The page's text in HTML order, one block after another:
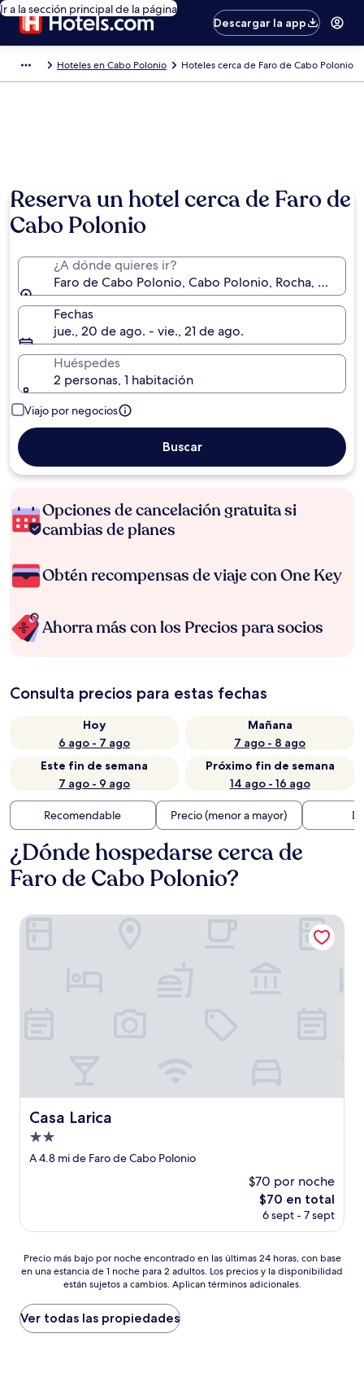
Ir a la sección principal de la página
Descargar la app
Hoteles en Cabo Polonio Hoteles cerca de Faro de Cabo Polonio
Reserva un hotel cerca de Faro de
Cabo Polonio
¿A dónde quieres ir?
Faro de Cabo Polonio, Cabo Polonio, Rocha,
Fechas
jue., 20 de ago. - vie., 21 de ago.
Huéspedes
2 personas, 1 habitación
Viajo por negocios
Buscar
Opciones de cancelación gratuita si
cambias de planes
Obtén recompensas de viaje con One Key
Ahorra más con los Precios para socios
Consulta precios para estas fechas
Hoy
6 ago - 7 ago
Mañana
7 ago - 8 ago
Este fin de semana
7 ago - 9 ago
Próximo fin de semana
14 ago - 16 ago
Recomendable Precio (menor a mayor)
¿Dónde hospedarse cerca de
Faro de Cabo Polonio?
Casa Larica
Casa Larica
Propiedad
de
A 4.8 mi de Faro de Cabo Polonio
$70 por noche
El
precio
de
$70
$70 en total
6 sept - 7 sept
Casa Larica
Precio
más
por
noche
encontrado
Precio más bajo por noche encontrado en las últimas 24 horas, con base
en una estancia de 1 noche para 2 adultos. Los precios y la disponibilidad
están sujetos a cambios. Aplican términos adicionales.
Ver todas las propiedades